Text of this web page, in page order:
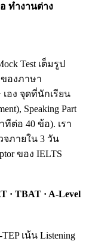
ทำงานต่าง
Test เต็มรูป
ของภาษา
เอง จุดที่นักเรียน
Speaking Part
ทีต่อ 40 ข้อ). เรา
จภายใน 3 วัน
ของ IELTS
· TBAT · A-Level
เน้น Listening